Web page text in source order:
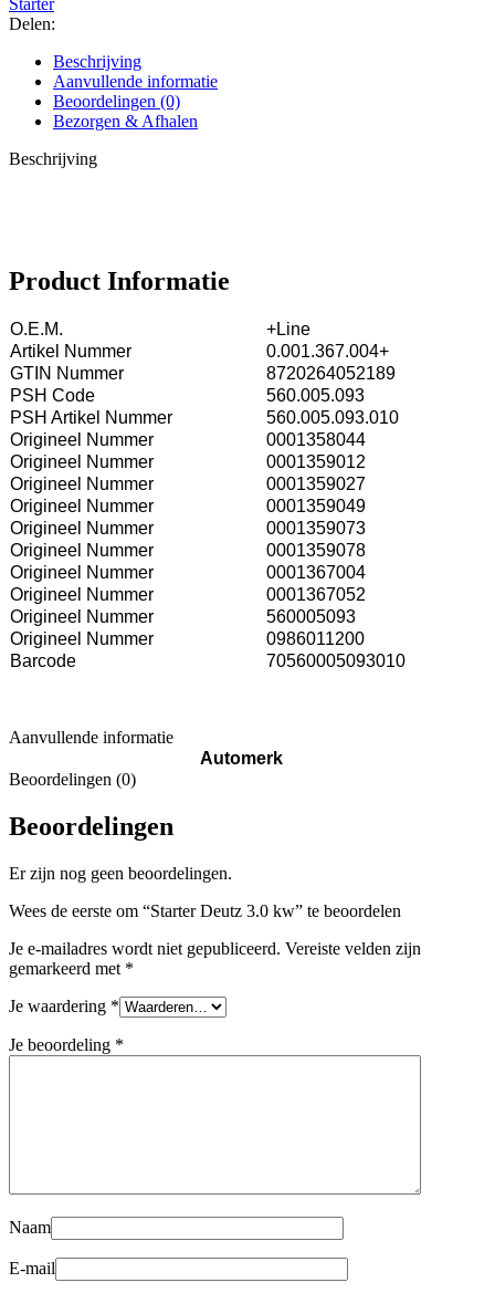
Starter
Delen:
Beschrijving
Aanvullende informatie
Beoordelingen (0)
Bezorgen & Afhalen
Beschrijving
Product Informatie
O.E.M.
+Line
Artikel Nummer
0.001.367.004+
GTIN Nummer
8720264052189
PSH Code
560.005.093
PSH Artikel Nummer
560.005.093.010
Origineel Nummer
0001358044
Origineel Nummer
0001359012
Origineel Nummer
0001359027
Origineel Nummer
0001359049
Origineel Nummer
0001359073
Origineel Nummer
0001359078
Origineel Nummer
0001367004
Origineel Nummer
0001367052
Origineel Nummer
560005093
Origineel Nummer
0986011200
Barcode
70560005093010
Aanvullende informatie
Automerk
Beoordelingen (0)
Beoordelingen
Er zijn nog geen beoordelingen.
Wees de eerste om “Starter Deutz 3.0 kw” te beoordelen
Je e-mailadres wordt niet gepubliceerd. Vereiste velden zijn
gemarkeerd met *
Je waardering *
Je beoordeling *
Naam
E-mail